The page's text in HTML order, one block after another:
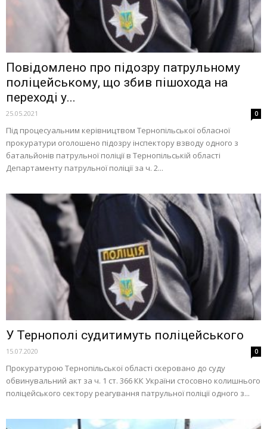
Повідомлено про підозру патрульному
поліцейському, що збив пішохода на
переході у...
25.05.2021 0
Під процесуальним керівництвом Тернопільської обласної
прокуратури оголошено підозру інспектору взводу одного з
батальйонів патрульної поліції в Тернопільській області
Департаменту патрульної поліції за ч. 2...
У Тернополі судитимуть поліцейського
15.07.2020 0
Прокуратурою Тернопільської області скеровано до суду
обвинувальний акт за ч. 1 ст. 366 КК України стосовно колишнього
поліцейського сектору реагування патрульної поліції одного з...